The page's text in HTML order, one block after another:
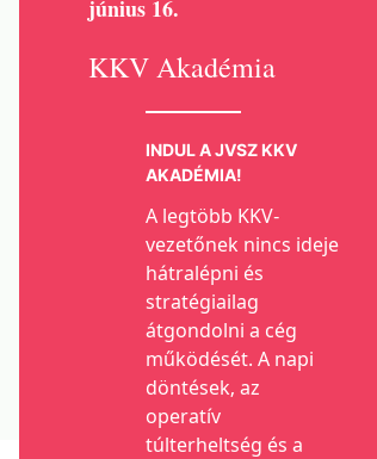
június 16.
KKV Akadémia
INDUL A JVSZ KKV
AKADÉMIA!
A legtöbb KKV-
vezetőnek nincs ideje
hátralépni és
stratégiailag
átgondolni a cég
működését. A napi
döntések, az
operatív
túlterheltség és a